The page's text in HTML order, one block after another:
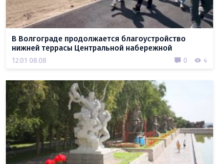
В Волгограде продолжается благоустройство
нижней террасы Центральной набережной
12:01 08.08 0 4